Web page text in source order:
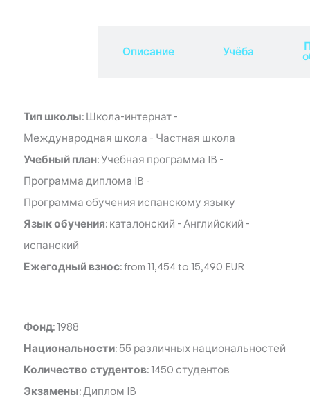
Описание Учёба
Тип школы: Школа-интернат -
Международная школа - Частная школа
Учебный план: Учебная программа IB -
Программа диплома IB -
Программа обучения испанскому языку
Язык обучения: каталонский - Английский -
испанский
Ежегодный взнос: from 11,454 to 15,490 EUR
Фонд: 1988
Национальности: 55 различных национальностей
Количество студентов: 1450 студентов
Экзамены: Диплом IB